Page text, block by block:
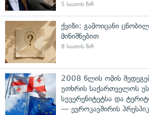
5 საათის წინ
ქვიზი: გამოიცანი
მინიშნებით
8 საათის წინ
2008 წლის ომის
უთხრის საქართველოს
სუვერენიტეტსა და
— ევროკავშირის